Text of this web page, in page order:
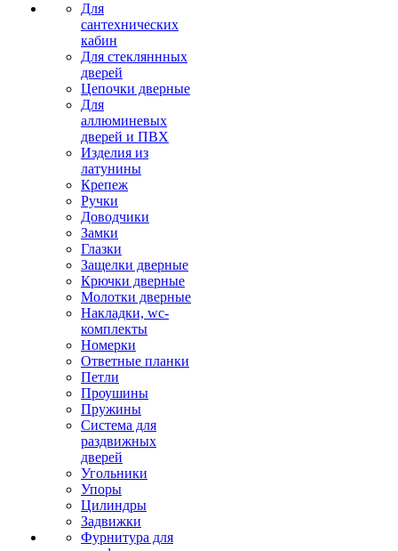
Для
сантехнических
кабин
Для стекляннных
дверей
Цепочки дверные
Для
аллюминевых
дверей и ПВХ
Изделия из
латунины
Крепеж
Ручки
Доводчики
Замки
Глазки
Защелки дверные
Крючки дверные
Молотки дверные
Накладки, wc-
комплекты
Номерки
Ответные планки
Петли
Проушины
Пружины
Система для
раздвижных
дверей
Угольники
Упоры
Цилиндры
Задвижки
Фурнитура для